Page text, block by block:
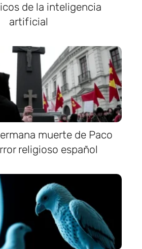
de la inteligencia
artificial
muerte de Paco
religioso español